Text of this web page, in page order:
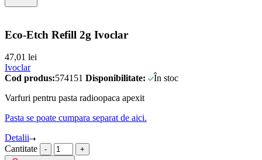
Eco-Etch Refill 2g Ivoclar
47,01 lei
Ivoclar
Cod produs:574151 Disponibilitate:
În stoc
Varfuri pentru pasta radioopaca apexit
Pasta se poate cumpara separat de aici.
Detalii
Cantitate